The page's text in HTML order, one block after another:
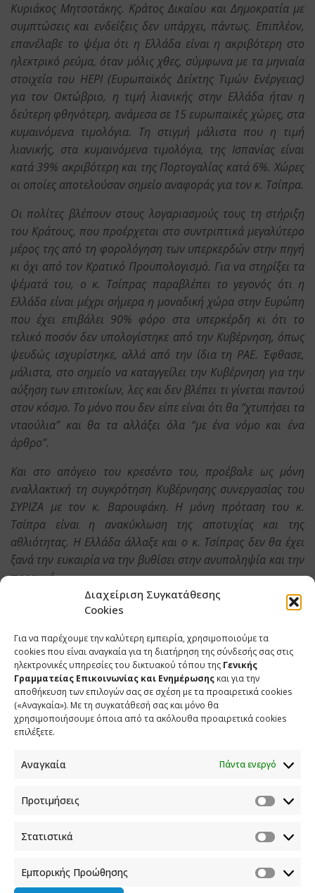
Διαχείριση Συγκατάθεσης
Cookies
Για να παρέχουμε την καλύτερη εμπειρία, χρησιμοποιούμε τα
cookies που είναι αναγκαία για τη διατήρηση της σύνδεσής σας στις
ηλεκτρονικές υπηρεσίες του δικτυακού τόπου της Γενικής
Γραμματείας Επικοινωνίας και Ενημέρωσης και για την
αποθήκευση των επιλογών σας σε σχέση με τα προαιρετικά cookies
(«Αναγκαία»). Με τη συγκατάθεσή σας και μόνο θα
χρησιμοποιήσουμε όποια από τα ακόλουθα προαιρετικά cookies
επιλέξετε.
Αναγκαία Πάντα ενεργό
Προτιμήσεις
Στατιστικά
Εμπορικής Προώθησης
Κυριάκος Μητσοτάκης. Κράτος Δικαίου και Δημοκρατία με
συμπτώσεις και ενδείξεις δεν υπάρχει, πάντως. Επιπλέον,
επανέλαβε το ψέμα ότι η Ελλάδα είναι η ακριβότερη στο
ηλεκτρικό ρεύμα, όταν μόλις χθες, σύμφωνα με τα μηνιαία
στοιχεία του HEPI (Ευρωπαϊκός Δείκτης Τιμών Ενέργειας)
για τον Οκτώβριο, η τιμή λιανικής στην Ελλάδα ήταν η
δεύτερη φθηνότερη, ανάμεσα σε 15 ευρωπαϊκές χώρες, στα
κυμαινόμενα τιμολόγια. Τη στιγμή μάλιστα που η τιμή
λιανικής, στα κυμαινόμενα τιμολόγια, της Ισπανίας είναι
κατά 39% ακριβότερη και της Πορτογαλίας κατά 6%. Χώρες
οι οποίες αποτελούσαν σημείο αναφοράς για τον κ. Τσίπρα.
Οι πολίτες βλέπουν στους λογαριασμούς τους τη στήριξη
του Κράτους, που προέρχεται στο συντριπτικά μεγαλύτερο
μέρος της από τη φορολόγηση των υπερκερδών στην πηγή
κι όχι από τον Κρατικό Προϋπολογισμό. Για να στηρίξει τα
ψέματά του, ο κ. Τσίπρας παραβλέπει το γεγονός ότι η
Ελλάδα είναι μέχρι σήμερα η μοναδική χώρα στην Ευρώπη
που έχει επιβάλει 90% φόρο στα υπερκέρδη κι ότι το
τελικό ποσόν δεν υπολογίστηκε από την Κυβέρνηση, όπως
ψευδώς ισχυρίστηκε, αλλά από την ίδια τη ΡΑΕ. Έφθασε,
μάλιστα, στο σημείο να καταγγείλει την Κυβέρνηση για την
αύξηση των επιτοκίων, λες και δεν βλέπει τι γίνεται παντού
στον κόσμο. Το μόνο που δεν είπε είναι ότι θα “χτυπήσει τα
νταούλια” και θα τα αλλάξει όλα “με ένα νόμο και ένα
άρθρο”.
Και στο απόγειο του κρεσέντο του, προέβαλε ως μόνη
εναλλακτική τη συγκρότηση Κυβέρνησης συνεργασίας του
ΣΥΡΙΖΑ με τον κ. Βαρουφάκη. Η μόνη πρόταση του κ.
Τσίπρα είναι η ανακύκλωση της αποτυχίας και της
αθλιότητας. Η Ελλάδα άλλαξε και ο κ. Τσίπρας δεν θα έχει
ξανά την ευκαιρία να την βυθίσει στην ανυποληψία και την
παρακμή».
ΕΤΙΚΕΤΕΣ STAR ΑΛΕΞΗΣ ΤΣΙΠΡΑΣ
ΓΙΑΝΝΗΣ ΟΙΚΟΝΟΜΟΥ
ΚΥΒΕΡΝΗΤΙΚΟΣ ΕΚΠΡΟΣΩΠΟΣ
ΥΦΥΠΟΥΡΓΟΣ ΠΑΡΑ ΤΩ ΠΡΩΘΥΠΟΥΡΓΩ
SHARE